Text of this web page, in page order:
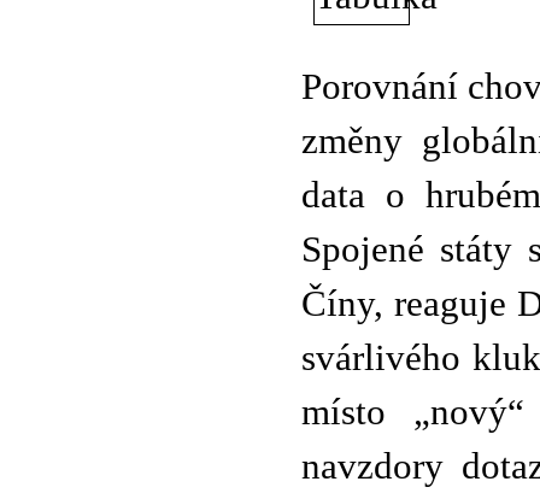
Porovnání
změny
data o
Spojené státy
Číny, reaguje
svárlivého
místo
navzdory